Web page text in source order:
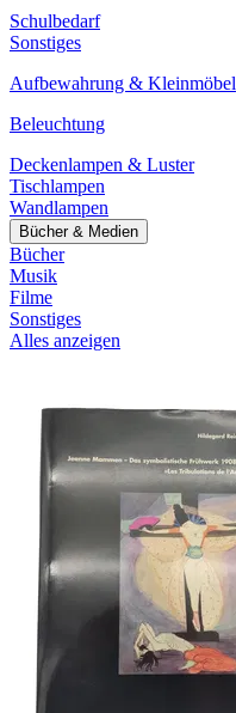
Schulbedarf
Sonstiges
Aufbewahrung & Kleinmöbel
Beleuchtung
Deckenlampen & Luster
Tischlampen
Wandlampen
Bücher & Medien
Bücher
Musik
Filme
Sonstiges
Alles anzeigen